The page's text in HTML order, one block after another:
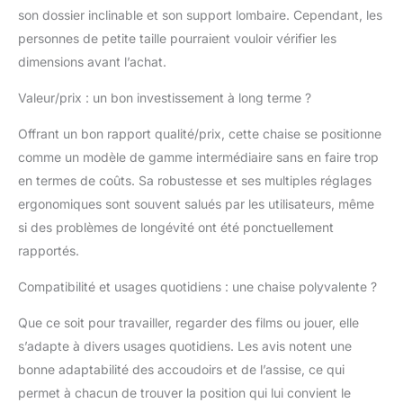
l'avant de 9 degrés
verrouillée à 95 degrés;
obtenez facilement
l'angle de support et la
flexibilité souhaités en
et de votre poids
lorsque vous travaillez
ou vous détendez. ★
Assis confortable pour
respirante et coussin
densité de 76 KG/M3
déformation après une
longue séance; siège
rembourré réglable
son dossier inclinable et son support lombaire. Cependant, les
personnes de petite taille pourraient vouloir vérifier les
dimensions avant l’achat.
Valeur/prix : un bon investissement à long terme ?
Offrant un bon rapport qualité/prix, cette chaise se positionne
comme un modèle de gamme intermédiaire sans en faire trop
en termes de coûts. Sa robustesse et ses multiples réglages
ergonomiques sont souvent salués par les utilisateurs, même
si des problèmes de longévité ont été ponctuellement
rapportés.
Compatibilité et usages quotidiens : une chaise polyvalente ?
Que ce soit pour travailler, regarder des films ou jouer, elle
s’adapte à divers usages quotidiens. Les avis notent une
bonne adaptabilité des accoudoirs et de l’assise, ce qui
permet à chacun de trouver la position qui lui convient le